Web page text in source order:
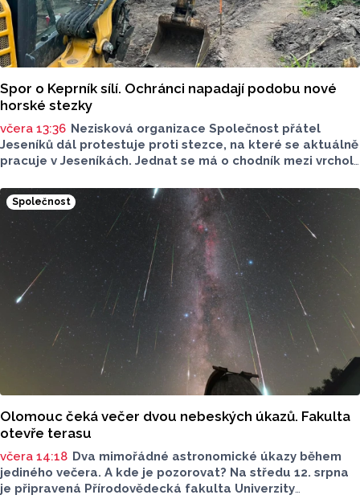
Spor o Keprník sílí. Ochránci napadají podobu nové
horské stezky
včera 13:36 Nezisková organizace Společnost přátel
Jeseníků dál protestuje proti stezce, na které se aktuálně
pracuje v Jeseníkách. Jednat se má o chodník mezi vrcholy
chodníku se podle odborníků příroda jen poškodí, chodník
mezi vrcholy podle nich není nutný.
Společnost
Olomouc čeká večer dvou nebeských úkazů. Fakulta
otevře terasu
včera 14:18 Dva mimořádné astronomické úkazy během
jediného večera. A kde je pozorovat? Na středu 12. srpna
je připravená Přírodovědecká fakulta Univerzity